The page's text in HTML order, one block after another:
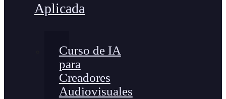
Aplicada
Curso de IA
para
Creadores
Audiovisuales